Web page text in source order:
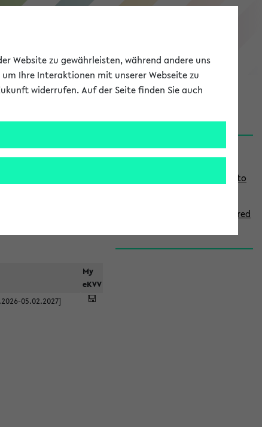
eKVV
My
eKVV
05.02.2027]
S
d
Links
Use the combination search to
How to indicate courses offered
Website zu gewährleisten, während andere uns
Ihre Interaktionen mit unserer Webseite zu
widerrufen. Auf der Seite finden Sie auch